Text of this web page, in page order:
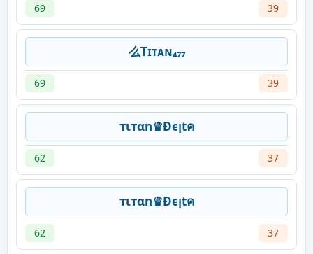
69 39
么Ꭲɪᴛᴀɴ₄₇₇
69 39
тιтαn♛Đєןtค
62 37
тιтαn♛Đєןtค
62 37